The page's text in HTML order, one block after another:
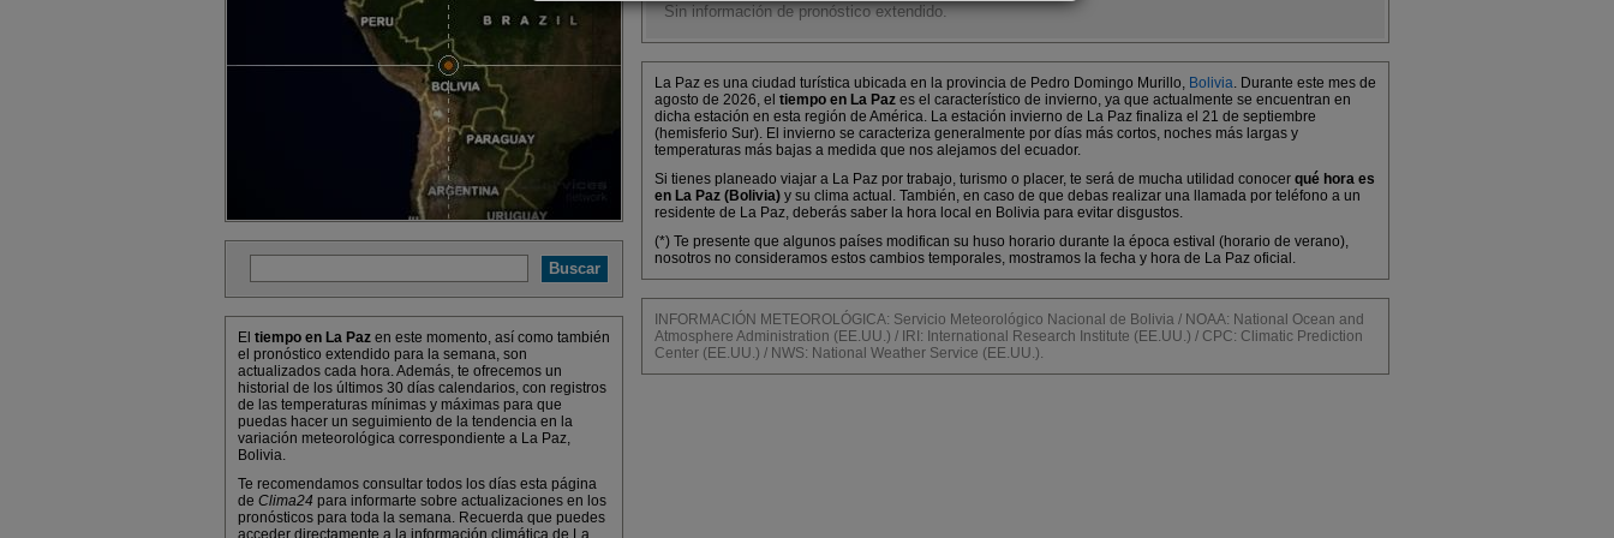
El tiempo en La Paz en este momento, así como también
el pronóstico extendido para la semana, son
actualizados cada hora. Además, te ofrecemos un
historial de los últimos 30 días calendarios, con registros
de las temperaturas mínimas y máximas para que
puedas hacer un seguimiento de la tendencia en la
variación meteorológica correspondiente a La Paz,
Bolivia.
Te recomendamos consultar todos los días esta página
de Clima24 para informarte sobre actualizaciones en los
pronósticos para toda la semana. Recuerda que puedes
acceder directamente a la información climática de La
Sin información de pronóstico extendido.
La Paz es una ciudad turística ubicada en la provincia de Pedro Domingo Murillo, Bolivia. Durante este mes de
agosto de 2026, el tiempo en La Paz es el característico de invierno, ya que actualmente se encuentran en
dicha estación en esta región de América. La estación invierno de La Paz finaliza el 21 de septiembre
(hemisferio Sur). El invierno se caracteriza generalmente por días más cortos, noches más largas y
temperaturas más bajas a medida que nos alejamos del ecuador.
Si tienes planeado viajar a La Paz por trabajo, turismo o placer, te será de mucha utilidad conocer qué hora es
en La Paz (Bolivia) y su clima actual. También, en caso de que debas realizar una llamada por teléfono a un
residente de La Paz, deberás saber la hora local en Bolivia para evitar disgustos.
(*) Te presente que algunos países modifican su huso horario durante la época estival (horario de verano),
nosotros no consideramos estos cambios temporales, mostramos la fecha y hora de La Paz oficial.
INFORMACIÓN METEOROLÓGICA: Servicio Meteorológico Nacional de Bolivia / NOAA: National Ocean and
Atmosphere Administration (EE.UU.) / IRI: International Research Institute (EE.UU.) / CPC: Climatic Prediction
Center (EE.UU.) / NWS: National Weather Service (EE.UU.).